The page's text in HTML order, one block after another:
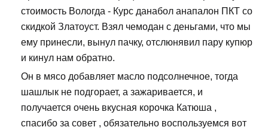
стоимость Вологда - Курс данабол анапалон ПКТ со
скидкой Златоуст. Взял чемодан с деньгами, что мы
ему принесли, вынул пачку, отслюнявил пару купюр
и кинул нам обратно.
Он в мясо добавляет масло подсолнечное, тогда
шашлык не подгорает, а зажаривается, и
получается очень вкусная корочка Катюша ,
спасибо за совет , обязательно воспользуемся вот